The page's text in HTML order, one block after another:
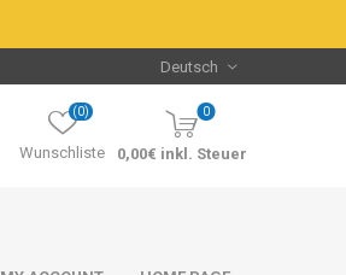
Wunschliste
(0) 0
0,00€ inkl. Steuer